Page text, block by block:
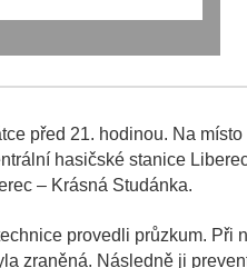
před 21. hodinou. Na
hasičské stanice
– Krásná Studánka.
provedli průzkum. Při
zraněná. Následně ji